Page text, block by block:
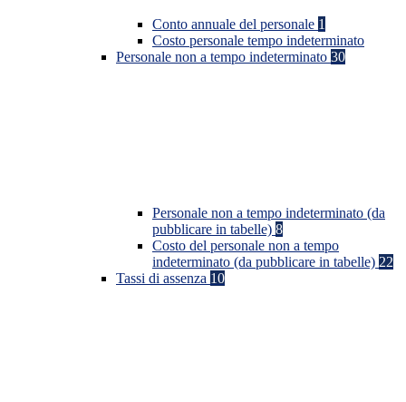
Conto annuale del personale 1
Costo personale tempo indeterminato
Personale non a tempo indeterminato 30
Personale non a tempo indeterminato (da
pubblicare in tabelle) 8
Costo del personale non a tempo
indeterminato (da pubblicare in tabelle) 22
Tassi di assenza 10